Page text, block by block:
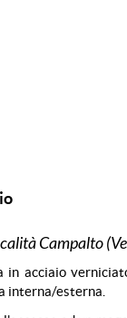
Campalto
in acciaio
interna/esterna.